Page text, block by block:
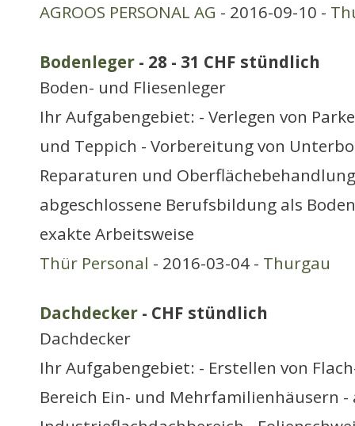
AGROOS PERSONAL AG - 2016-09-10 -
Bodenleger - 28 - 31 CHF stündlich
Boden- und Fliesenleger
Ihr Aufgabengebiet: - Verlegen von
und Teppich - Vorbereitung von
Reparaturen und
abgeschlossene Berufsbildung als
exakte Arbeitsweise
Thür Personal - 2016-03-04 - Thurgau
Dachdecker - CHF stündlich
Dachdecker
Ihr Aufgabengebiet: - Erstellen von
Bereich Ein- und Mehrfamilienhäusern